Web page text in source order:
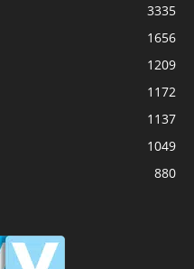
3335
1656
1209
1172
1137
1049
880